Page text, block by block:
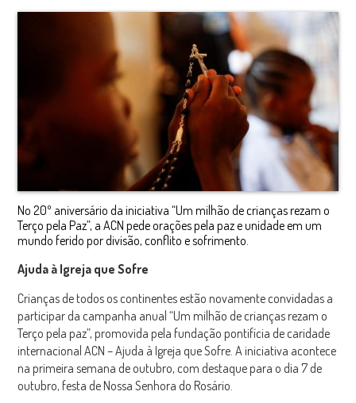
No 20º aniversário da iniciativa “Um milhão de crianças rezam o
Terço pela Paz”, a ACN pede orações pela paz e unidade em um
mundo ferido por divisão, conflito e sofrimento.
Ajuda à Igreja que Sofre
Crianças de todos os continentes estão novamente convidadas a
participar da campanha anual “Um milhão de crianças rezam o
Terço pela paz”, promovida pela fundação pontifícia de caridade
internacional ACN – Ajuda à Igreja que Sofre. A iniciativa acontece
na primeira semana de outubro, com destaque para o dia 7 de
outubro, festa de Nossa Senhora do Rosário.